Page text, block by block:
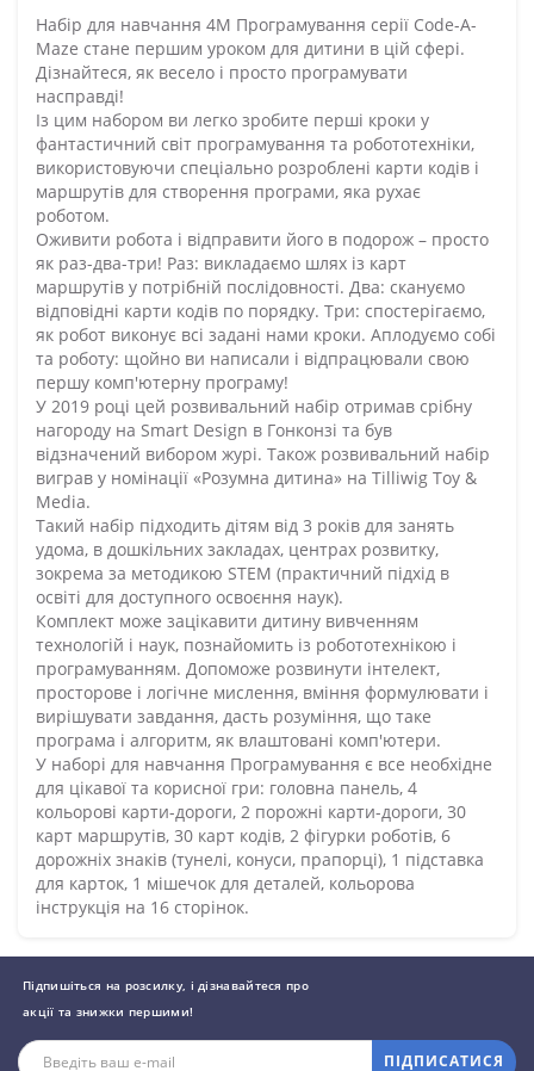
Набір для навчання 4M Програмування серії Code-A-
Maze стане першим уроком для дитини в цій сфері.
Дізнайтеся, як весело і просто програмувати
насправді!
Із цим набором ви легко зробите перші кроки у
фантастичний світ програмування та робототехніки,
використовуючи спеціально розроблені карти кодів і
маршрутів для створення програми, яка рухає
роботом.
Оживити робота і відправити його в подорож – просто
як раз-два-три! Раз: викладаємо шлях із карт
маршрутів у потрібній послідовності. Два: скануємо
відповідні карти кодів по порядку. Три: спостерігаємо,
як робот виконує всі задані нами кроки. Аплодуємо собі
та роботу: щойно ви написали і відпрацювали свою
першу комп'ютерну програму!
У 2019 році цей розвивальний набір отримав срібну
нагороду на Smart Design в Гонконзі та був
відзначений вибором журі. Також розвивальний набір
виграв у номінації «Розумна дитина» на Tilliwig Toy &
Media.
Такий набір підходить дітям від 3 років для занять
удома, в дошкільних закладах, центрах розвитку,
зокрема за методикою STEM (практичний підхід в
освіті для доступного освоєння наук).
Комплект може зацікавити дитину вивченням
технологій і наук, познайомить із робототехнікою і
програмуванням. Допоможе розвинути інтелект,
просторове і логічне мислення, вміння формулювати і
вирішувати завдання, дасть розуміння, що таке
програма і алгоритм, як влаштовані комп'ютери.
У наборі для навчання Програмування є все необхідне
для цікавої та корисної гри: головна панель, 4
кольорові карти-дороги, 2 порожні карти-дороги, 30
карт маршрутів, 30 карт кодів, 2 фігурки роботів, 6
дорожніх знаків (тунелі, конуси, прапорці), 1 підставка
для карток, 1 мішечок для деталей, кольорова
інструкція на 16 сторінок.
Підпишіться на розсилку, і дізнавайтеся про
акції та знижки першими!
ПІДПИСАТИСЯ